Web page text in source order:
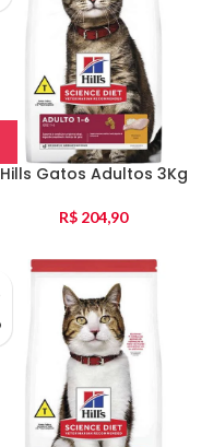
Hills Gatos Adultos 3Kg
R$ 204,90